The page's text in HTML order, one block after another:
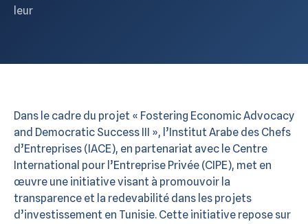
leur
Dans le cadre du projet « Fostering Economic Advocacy
and Democratic Success III », l’Institut Arabe des Chefs
d’Entreprises (IACE), en partenariat avec le Centre
International pour l’Entreprise Privée (CIPE), met en
œuvre une initiative visant à promouvoir la
transparence et la redevabilité dans les projets
d’investissement en Tunisie. Cette initiative repose sur